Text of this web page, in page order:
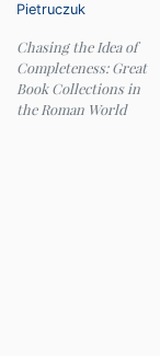
Pietruczuk
Chasing the Idea of
Completeness: Great
Book Collections in
the Roman World